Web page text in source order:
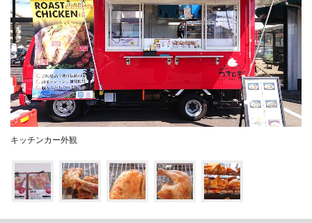
キッチンカー外観